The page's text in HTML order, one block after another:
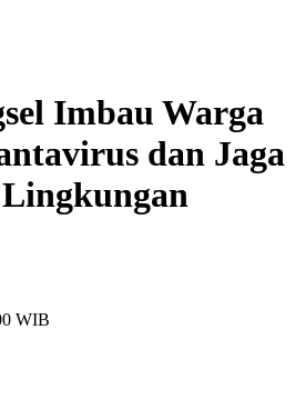
Imbau Warga
dan Jaga
WIB